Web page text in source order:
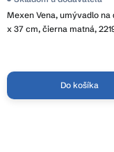
Mexen Vena, umývadlo na
x 37 cm, čierna matná,
Do košíka